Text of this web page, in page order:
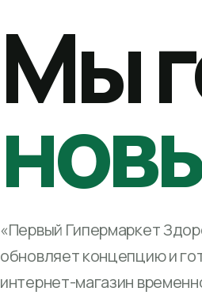
Мы
«Первый Гипермаркет
обновляет концепцию и
интернет-магазин